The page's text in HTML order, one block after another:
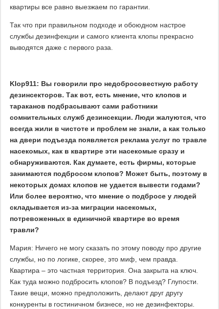
квартиры все равно выезжаем по гарантии.
Так что при правильном подходе и обоюдном настрое
службы дезинфекции и самого клиента клопы прекрасно
выводятся даже с первого раза.
Klop911: Вы говорили про недобросовестную работу
дезинсекторов. Так вот, есть мнение, что клопов и
тараканов подбрасывают сами работники
сомнительных служб дезинсекции. Люди жалуются, что
всегда жили в чистоте и проблем не знали, а как только
на двери подъезда появляется реклама услуг по травле
насекомых, как в квартире эти насекомые сразу и
обнаруживаются. Как думаете, есть фирмы, которые
занимаются подбросом клопов? Может быть, поэтому в
некоторых домах клопов не удается вывести годами?
Или более вероятно, что мнение о подбросе у людей
складывается из-за миграции насекомых,
потревоженных в единичной квартире во время
травли?
Мария: Ничего не могу сказать по этому поводу про другие
службы, но по логике, скорее, это миф, чем правда.
Квартира – это частная территория. Она закрыта на ключ.
Как туда можно подбросить клопов? В подъезд? Глупости.
Такие вещи, можно предположить, делают друг другу
конкуренты в гостиничном бизнесе, но не дезинфекторы.